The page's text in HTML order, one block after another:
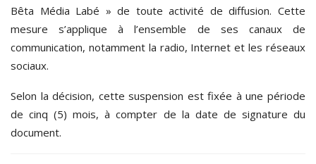
Bêta Média Labé » de toute activité de diffusion. Cette
mesure s’applique à l’ensemble de ses canaux de
communication, notamment la radio, Internet et les réseaux
sociaux.
Selon la décision, cette suspension est fixée à une période
de cinq (5) mois, à compter de la date de signature du
document.